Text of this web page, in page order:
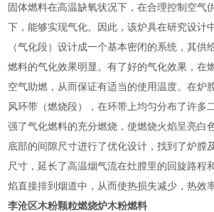
固体燃料在高温缺氧状况下，在合理控制空气
下，能够实现气化。因此，该炉具在研究设计
（气化段）设计成一个基本密闭的系统，其供
燃料的气化效果明显。有了好的气化效果，在
空气助燃，从而保证有适当的使用温度。在炉
风环带（燃烧段），在环带上均匀分布了许多
强了气化燃料的充分燃烧，使燃烧火焰呈亮白
底部的间隙尺寸进行了优化设计，找到了炉膛
尺寸，延长了高温烟气流在灶膛里的回旋路程
焰直接排到烟道中，从而使热损失减少，热效
李沧区木粉颗粒燃烧炉木粉燃料